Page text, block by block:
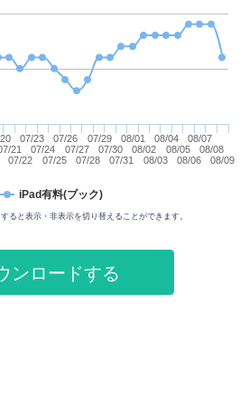
iPad有料(ブック)
21
07/22
07/23
07/24
07/25
07/26
07/27
07/28
07/29
07/30
07/31
08/01
08/02
08/03
08/04
08/05
08/06
08/07
08/08
08/09
ると表示・非表示を切り替えることができます。
ンロードする